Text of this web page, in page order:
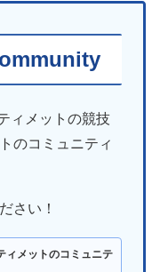
ィメットの競技
のコミュニティ
さい！
ィメットのコミュニテ